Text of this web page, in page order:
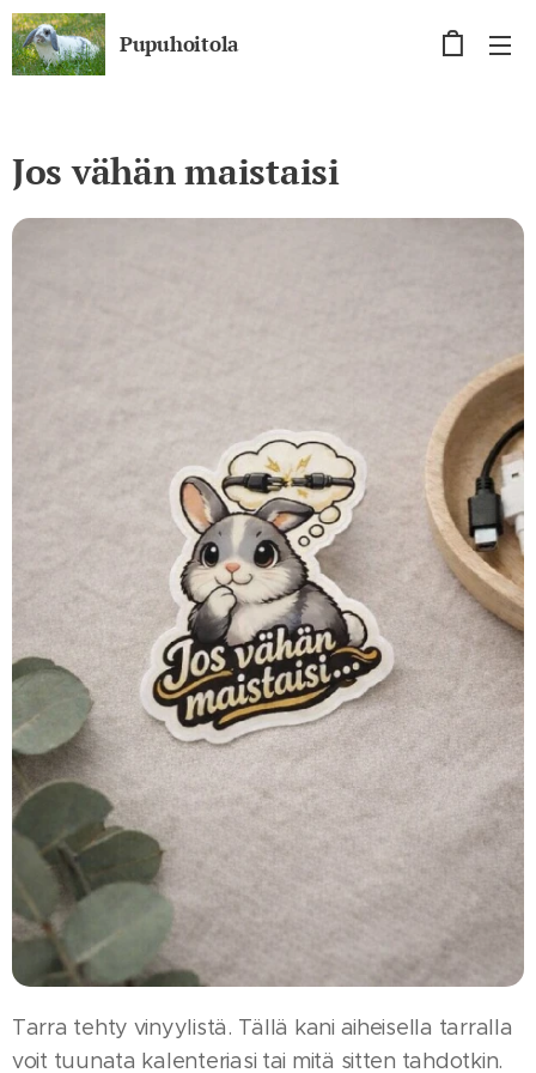
Pupuhoitola
Jos vähän maistaisi
Tarra tehty vinyylistä. Tällä kani aiheisella tarralla
voit tuunata kalenteriasi tai mitä sitten tahdotkin.